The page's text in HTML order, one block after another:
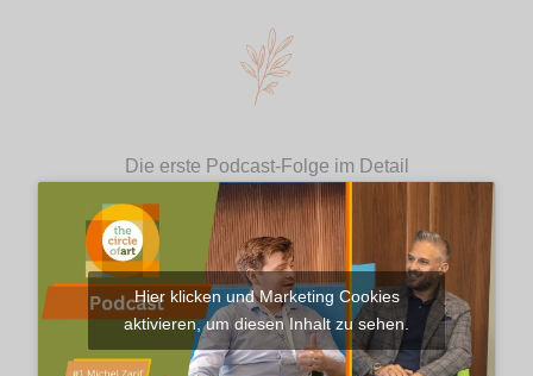
Die erste Podcast-Folge im Detail
Hier klicken und Marketing Cookies
aktivieren, um diesen Inhalt zu sehen.